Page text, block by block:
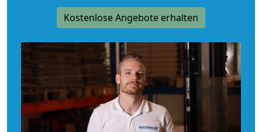
Kostenlose Angebote erhalten